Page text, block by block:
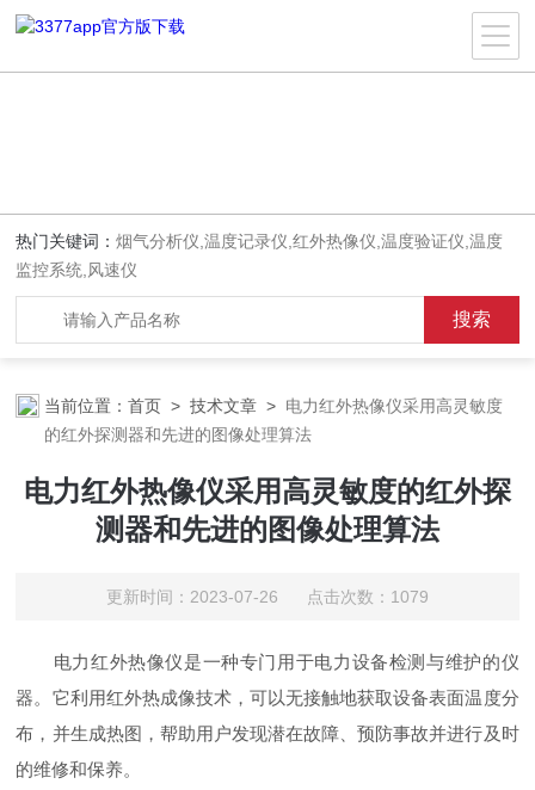
热门关键词：烟气分析仪,温度记录仪,红外热像仪,温度验证仪,温度
监控系统,风速仪
当前位置：首页 >技术文章 > 电力红外热像仪采用高灵敏度
的红外探测器和先进的图像处理算法
电力红外热像仪采用高灵敏度的红外探
测器和先进的图像处理算法
更新时间：2023-07-26 点击次数：1079
电力红外热像仪是一种专门用于电力设备检测与维护的仪
器。它利用红外热成像技术，可以无接触地获取设备表面温度分
布，并生成热图，帮助用户发现潜在故障、预防事故并进行及时
的维修和保养。